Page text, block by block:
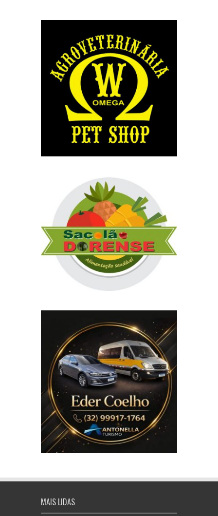
MAIS LIDAS